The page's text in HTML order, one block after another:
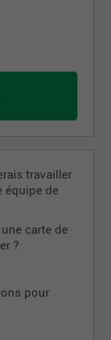
travailler
équipe de
carte de
?
pour